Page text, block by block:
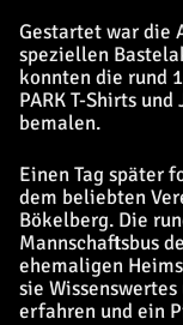
Gestartet war die
speziellen
konnten die rund
PARK T-Shirts
bemalen.
Einen Tag später
dem beliebten
Bökelberg. Die
Mannschaftsbus
ehemaligen
sie
erfahren und ein